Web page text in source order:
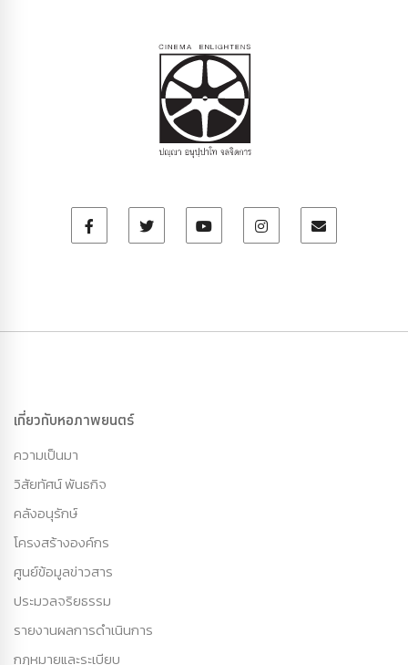
เกี่ยวกับหอภาพยนตร์
ความเป็นมา
วิสัยทัศน์ พันธกิจ
คลังอนุรักษ์
โครงสร้างองค์กร
ศูนย์ข้อมูลข่าวสาร
ประมวลจริยธรรม
รายงานผลการดำเนินการ
กฏหมายและระเบียบ